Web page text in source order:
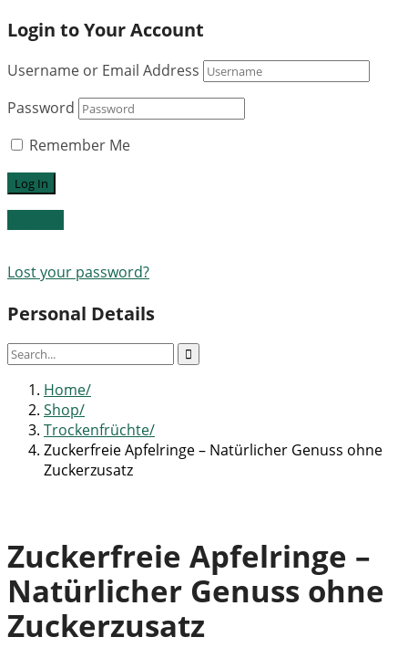
Login to Your Account
Username or Email Address
Password
Remember Me
Lost your password?
Personal Details
Home
Shop
Trockenfrüchte
Zuckerfreie Apfelringe – Natürlicher Genuss ohne
Zuckerzusatz
Zuckerfreie Apfelringe –
Natürlicher Genuss ohne
Zuckerzusatz